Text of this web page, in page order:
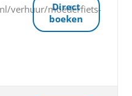
Direct
boeken